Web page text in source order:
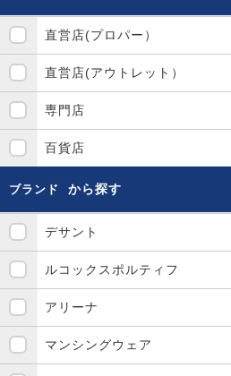
直営店(プロパー）
直営店(アウトレット）
専門店
百貨店
ブランド から探す
デサント
ルコックスポルティフ
アリーナ
マンシングウェア